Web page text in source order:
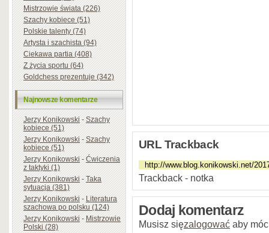
Mistrzowie świata (226)
Szachy kobiece (51)
Polskie talenty (74)
Artysta i szachista (94)
Ciekawa partia (408)
Z życia sportu (64)
Goldchess prezentuje (342)
Najnowsze komentarze
Jerzy Konikowski-Szachy
kobiece (51)
Jerzy Konikowski-Szachy
kobiece (51)
Jerzy Konikowski-Ćwiczenia
z taktyki (1)
Jerzy Konikowski-Taka
sytuacja (381)
Jerzy Konikowski-Literatura
szachowa po polsku (124)
Jerzy Konikowski-Mistrzowie
Polski (28)
URL Trackback
Trackback - notka
Dodaj komentarz
Musisz sięzalogować aby